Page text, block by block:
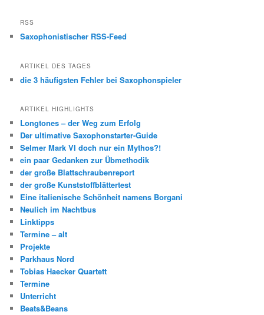
RSS
Saxophonistischer RSS-Feed
ARTIKEL DES TAGES
die 3 häufigsten Fehler bei Saxophonspieler
ARTIKEL HIGHLIGHTS
Longtones – der Weg zum Erfolg
Der ultimative Saxophonstarter-Guide
Selmer Mark VI doch nur ein Mythos?!
ein paar Gedanken zur Übmethodik
der große Blattschraubenreport
der große Kunststoffblättertest
Eine italienische Schönheit namens Borgani
Neulich im Nachtbus
Linktipps
Termine – alt
Projekte
Parkhaus Nord
Tobias Haecker Quartett
Termine
Unterricht
Beats&Beans